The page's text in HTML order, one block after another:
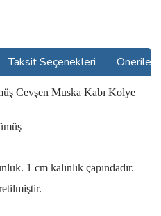
Taksit Seçenekleri
Cevşen Muska Kabı Kolye
kalınlık çapındadır.